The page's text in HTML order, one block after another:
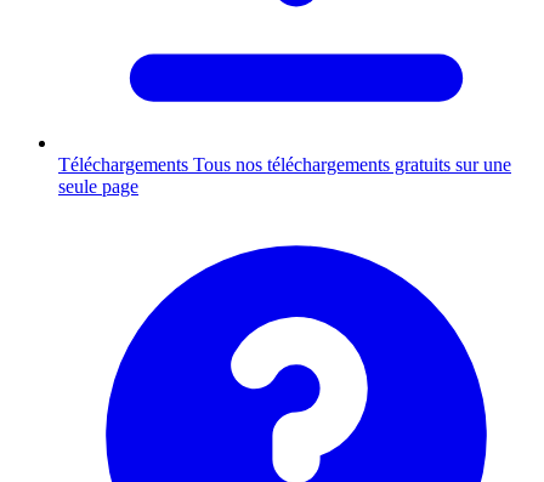
Téléchargements Tous nos téléchargements gratuits sur une
seule page